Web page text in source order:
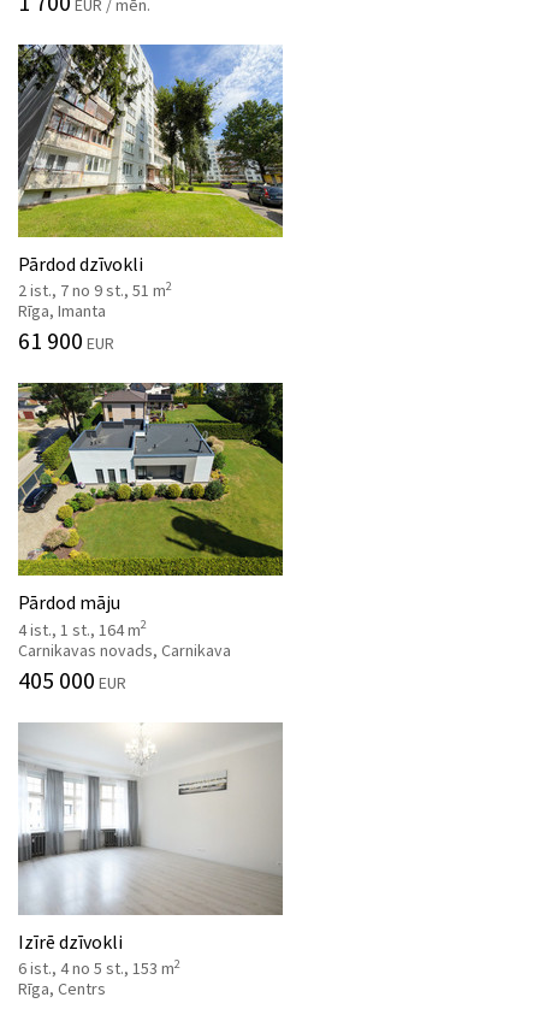
EUR / mēn.
Pārdod dzīvokli
2 ist., 7 no 9 st., 51 m2
Rīga, Imanta
61 900 EUR
Pārdod māju
4 ist., 1 st., 164 m2
Carnikavas novads, Carnikava
405 000 EUR
Izīrē dzīvokli
6 ist., 4 no 5 st., 153 m2
Rīga, Centrs